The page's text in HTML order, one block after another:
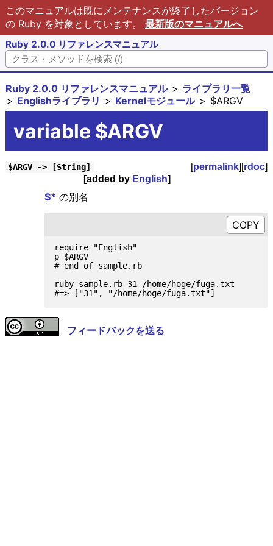
このマニュアルは既にメンテナンスが終了したバージョン
の Ruby を対象としています。 最新版のマニュアルへ
Ruby 2.0.0 リファレンスマニュアル
Ruby 2.0.0 リファレンスマニュアル
ライブラリ一覧
Englishライブラリ
Kernelモジュール $ARGV
variable $ARGV
$ARGV -> [String] [permalink][rdoc]
[added by English]
$* の別名
require "English"
p $ARGV
# end of sample.rb
ruby sample.rb 31 /home/hoge/fuga.txt
フィードバックを送る